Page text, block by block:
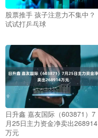
股票推手 孩子注意力不集中？
试试打乒乓球
日升鑫 嘉友国际（603871）7
月25日主力资金净卖出268914
万元